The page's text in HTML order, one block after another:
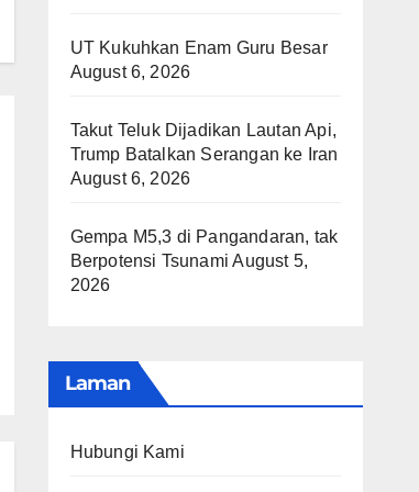
UT Kukuhkan Enam Guru Besar
August 6, 2026
Takut Teluk Dijadikan Lautan Api,
Trump Batalkan Serangan ke Iran
August 6, 2026
Gempa M5,3 di Pangandaran, tak
Berpotensi Tsunami August 5,
2026
Laman
Hubungi Kami